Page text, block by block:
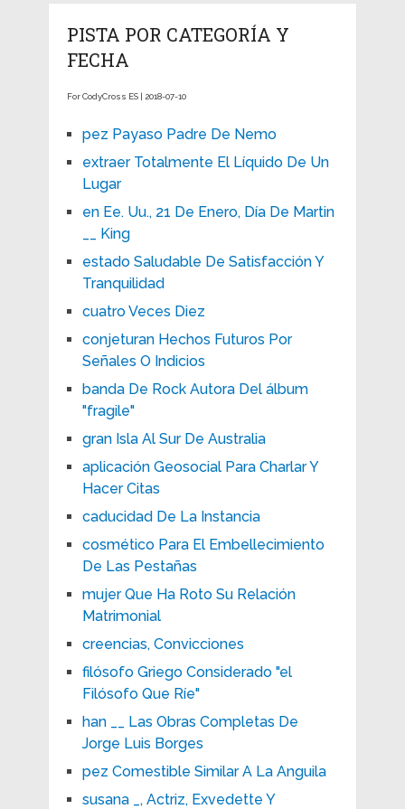
PISTA POR CATEGORÍA Y
FECHA
For CodyCross ES | 2018-07-10
pez Payaso Padre De Nemo
extraer Totalmente El Líquido De Un
Lugar
en Ee. Uu., 21 De Enero, Día De Martin
__ King
estado Saludable De Satisfacción Y
Tranquilidad
cuatro Veces Diez
conjeturan Hechos Futuros Por
Señales O Indicios
banda De Rock Autora Del álbum
"fragile"
gran Isla Al Sur De Australia
aplicación Geosocial Para Charlar Y
Hacer Citas
caducidad De La Instancia
cosmético Para El Embellecimiento
De Las Pestañas
mujer Que Ha Roto Su Relación
Matrimonial
creencias, Convicciones
filósofo Griego Considerado "el
Filósofo Que Ríe"
han __ Las Obras Completas De
Jorge Luis Borges
pez Comestible Similar A La Anguila
susana _, Actriz, Exvedette Y